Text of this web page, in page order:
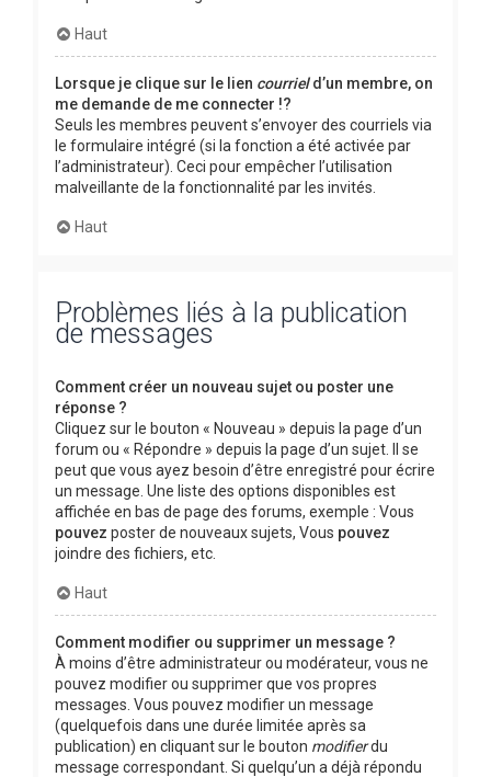
Haut
Lorsque je clique sur le lien courrield’un membre, on
me demande de me connecter !?
Seuls les membres peuvent s’envoyer des courriels via
le formulaire intégré (si la fonction a été activée par
l’administrateur). Ceci pour empêcher l’utilisation
malveillante de la fonctionnalité par les invités.
Haut
Problèmes liés à la publication
de messages
Comment créer un nouveau sujet ou poster une
réponse ?
Cliquez sur le bouton « Nouveau » depuis la page d’un
forum ou « Répondre » depuis la page d’un sujet. Il se
peut que vous ayez besoin d’être enregistré pour écrire
un message. Une liste des options disponibles est
affichée en bas de page des forums, exemple : Vous
pouvez poster de nouveaux sujets, Vous pouvez
joindre des fichiers, etc.
Haut
Comment modifier ou supprimer un message ?
À moins d’être administrateur ou modérateur, vous ne
pouvez modifier ou supprimer que vos propres
messages. Vous pouvez modifier un message
(quelquefois dans une durée limitée après sa
publication) en cliquant sur le bouton modifierdu
message correspondant. Si quelqu’un a déjà répondu